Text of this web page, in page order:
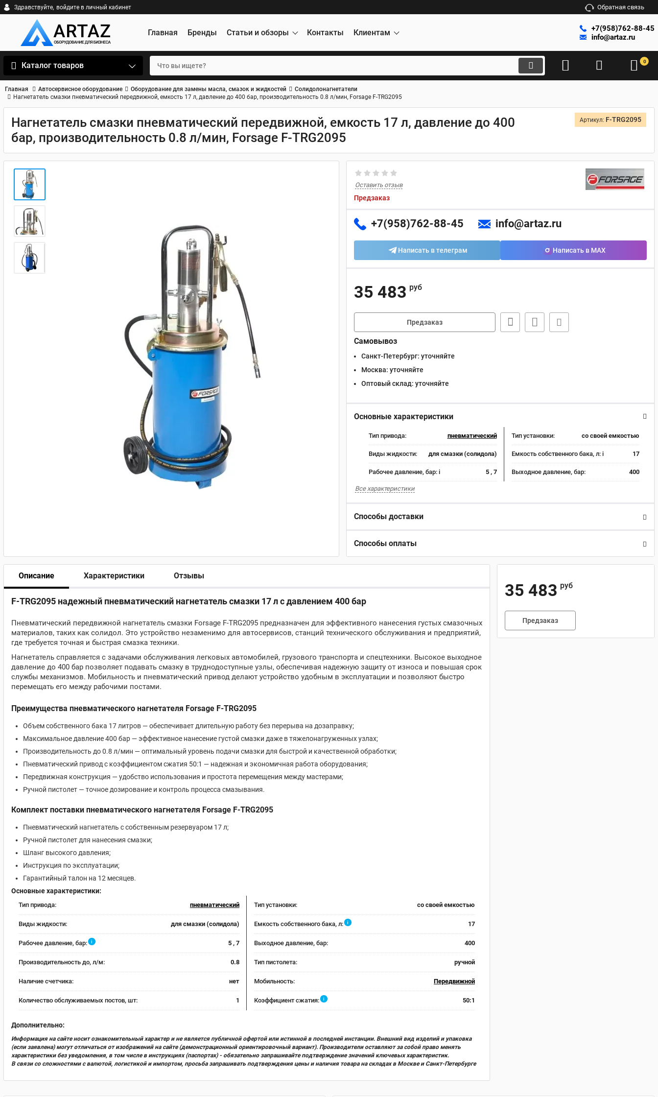
Здравствуйте, войдите в личный кабинет Обратная связь
Главная Бренды Статьи и обзоры Контакты Клиентам
+7(958)762-88-45
info@artaz.ru
Каталог товаров 0
Главная Автосервисное оборудование Оборудование для замены масла, смазок и жидкостей
Солидолонагнетатели
Нагнетатель смазки пневматический передвижной, емкость 17 л, давление до 400 бар, производительность 0.8 л/мин, Forsage F-TRG2095
Нагнетатель смазки пневматический передвижной, емкость 17 л, давление до 400
бар, производительность 0.8 л/мин, Forsage F-TRG2095
Артикул: F-TRG2095
Оставить отзыв
Предзаказ
+7(958)762-88-45 info@artaz.ru
Написать в телеграм Написать в MAX
35 483 руб
Предзаказ
Самовывоз
Санкт-Петербург: уточняйте
Москва: уточняйте
Оптовый склад: уточняйте
Основные характеристики
Тип привода: пневматический Тип установки: со своей емкостью
Виды жидкости: для смазки (солидола) Емкость собственного бака, л: i 17
Рабочее давление, бар: i 5 , 7 Выходное давление, бар: 400
Все характеристики
Способы доставки
Способы оплаты
Описание Характеристики Отзывы
F-TRG2095 надежный пневматический нагнетатель смазки 17 л с давлением 400 бар
Пневматический передвижной нагнетатель смазки Forsage F-TRG2095 предназначен для эффективного нанесения густых смазочных
материалов, таких как солидол. Это устройство незаменимо для автосервисов, станций технического обслуживания и предприятий,
где требуется точная и быстрая смазка техники.
Нагнетатель справляется с задачами обслуживания легковых автомобилей, грузового транспорта и спецтехники. Высокое выходное
давление до 400 бар позволяет подавать смазку в труднодоступные узлы, обеспечивая надежную защиту от износа и повышая срок
службы механизмов. Мобильность и пневматический привод делают устройство удобным в эксплуатации и позволяют быстро
перемещать его между рабочими постами.
Преимущества пневматического нагнетателя Forsage F-TRG2095
Объем собственного бака 17 литров — обеспечивает длительную работу без перерыва на дозаправку;
Максимальное давление 400 бар — эффективное нанесение густой смазки даже в тяжелонагруженных узлах;
Производительность до 0.8 л/мин — оптимальный уровень подачи смазки для быстрой и качественной обработки;
Пневматический привод с коэффициентом сжатия 50:1 — надежная и экономичная работа оборудования;
Передвижная конструкция — удобство использования и простота перемещения между мастерами;
Ручной пистолет — точное дозирование и контроль процесса смазывания.
Комплект поставки пневматического нагнетателя Forsage F-TRG2095
Пневматический нагнетатель с собственным резервуаром 17 л;
Ручной пистолет для нанесения смазки;
Шланг высокого давления;
Инструкция по эксплуатации;
Гарантийный талон на 12 месяцев.
Основные характеристики:
Тип привода: пневматический Тип установки: со своей емкостью
Виды жидкости: для смазки (солидола) Емкость собственного бака, л: i 17
Рабочее давление, бар: i 5 , 7 Выходное давление, бар: 400
Производительность до, л/м: 0.8 Тип пистолета: ручной
Наличие счетчика: нет Мобильность: Передвижной
Количество обслуживаемых постов, шт: 1 Коэффициент сжатия: i 50:1
Дополнительно:
Информация на сайте носит ознакомительный характер и не является публичной офертой или истинной в последней инстанции. Внешний вид изделий и упаковка
(если заявлена) могут отличаться от изображений на сайте (демонстрационный ориентировочный вариант). Производители оставляют за собой право менять
характеристики без уведомления, в том числе в инструкциях (паспортах) - обязательно запрашивайте подтверждение значений ключевых характеристик.
В связи со сложностями с валютой, логистикой и импортом, просьба запрашивать подтверждения цены и наличия товара на складах в Москве и Санкт-Петербурге
35 483 руб
Предзаказ